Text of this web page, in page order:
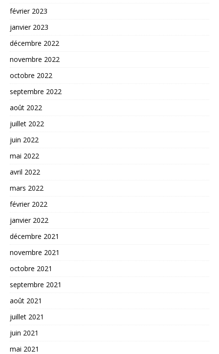
février 2023
janvier 2023
décembre 2022
novembre 2022
octobre 2022
septembre 2022
août 2022
juillet 2022
juin 2022
mai 2022
avril 2022
mars 2022
février 2022
janvier 2022
décembre 2021
novembre 2021
octobre 2021
septembre 2021
août 2021
juillet 2021
juin 2021
mai 2021